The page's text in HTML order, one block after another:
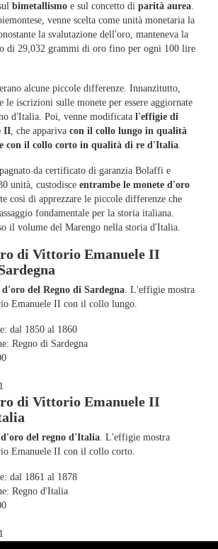
bimetallismo e sul concetto di parità aurea.
venne scelta come unità monetaria la
la svalutazione dell'oro, manteneva la
di 29,032 grammi di oro fino per ogni 100 lire
alcune piccole differenze. Innanzitutto,
le iscrizioni sulle monete per essere aggiornate
d'Italia. Poi, venne modificata l'effigie di
II, che appariva con il collo lungo in qualità
con il collo corto in qualità di re d'Italia.
da certificato di garanzia Bolaffi e
unità, custodisce entrambe le monete d'oro
così di apprezzare le piccole differenze che
fondamentale per la storia italiana.
il volume del Marengo nella storia d'Italia.
di Vittorio Emanuele II
del Regno di Sardegna. L'effigie mostra
Emanuele II con il collo lungo.
dal 1850 al 1860
Regno di Sardegna
di Vittorio Emanuele II
del regno d'Italia. L'effigie mostra
Emanuele II con il collo corto.
dal 1861 al 1878
Regno d'Italia